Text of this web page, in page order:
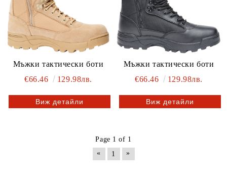
Мъжки тактически боти
€66.46
129.98лв.
Виж детайли
Мъжки тактически боти
€66.46
129.98лв.
Виж детайли
Page 1 of 1
«
1 »